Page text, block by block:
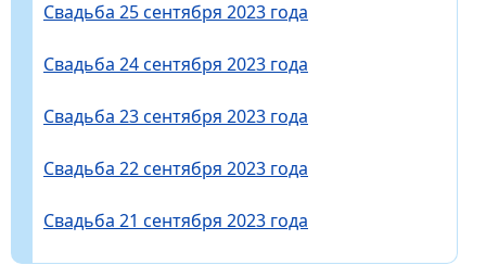
Свадьба 25 сентября 2023 года
Свадьба 24 сентября 2023 года
Свадьба 23 сентября 2023 года
Свадьба 22 сентября 2023 года
Свадьба 21 сентября 2023 года